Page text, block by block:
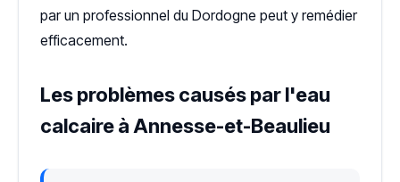
par un professionnel du Dordogne peut y remédier
efficacement.
Les problèmes causés par l'eau
calcaire à Annesse-et-Beaulieu